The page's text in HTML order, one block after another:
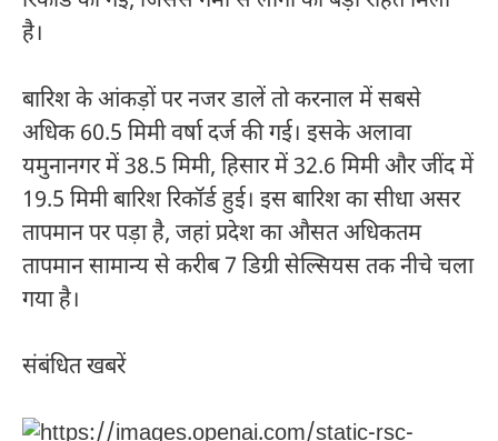
है।
बारिश के आंकड़ों पर नजर डालें तो करनाल में सबसे
अधिक 60.5 मिमी वर्षा दर्ज की गई। इसके अलावा
यमुनानगर में 38.5 मिमी, हिसार में 32.6 मिमी और जींद में
19.5 मिमी बारिश रिकॉर्ड हुई। इस बारिश का सीधा असर
तापमान पर पड़ा है, जहां प्रदेश का औसत अधिकतम
तापमान सामान्य से करीब 7 डिग्री सेल्सियस तक नीचे चला
गया है।
संबंधित खबरें